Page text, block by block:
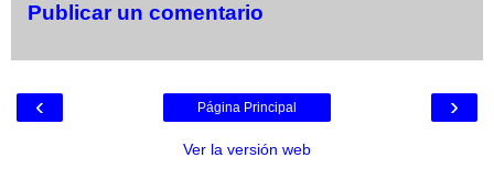
Publicar un comentario
‹ ›
Página Principal
Ver la versión web